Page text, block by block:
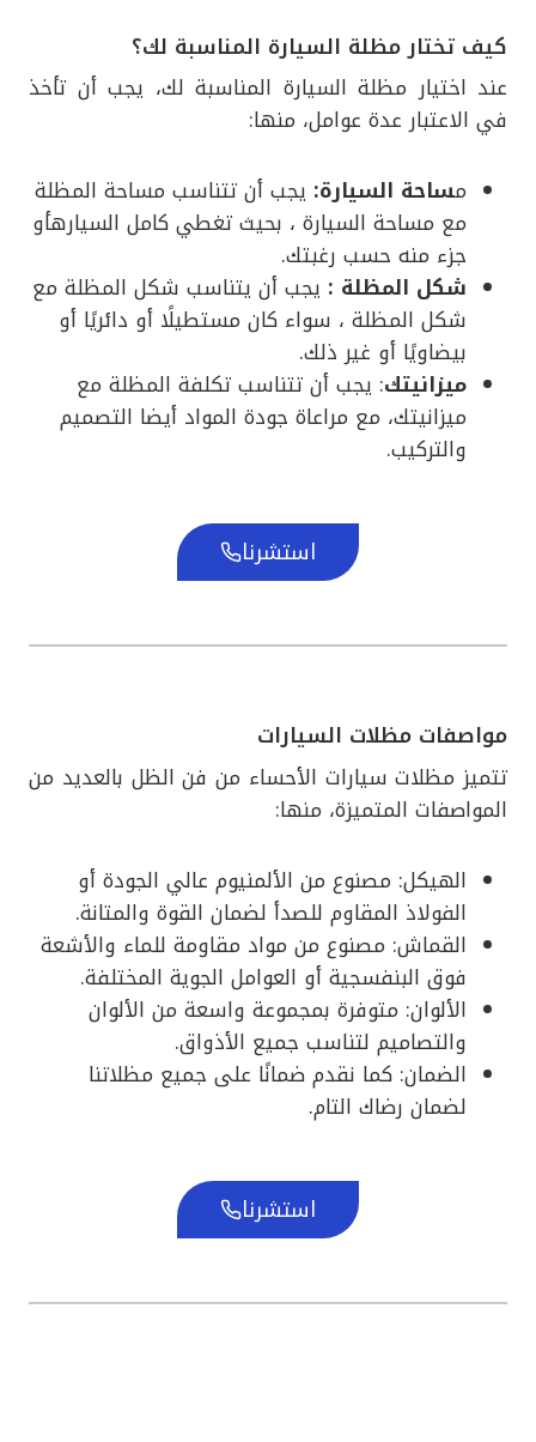
كيف تختار مظلة السيارة المناسبة لك؟
عند اختيار مظلة السيارة المناسبة لك، يجب أن تأخذ
في الاعتبار عدة عوامل، منها:
مساحة السيارة: يجب أن تتناسب مساحة المظلة
مع مساحة السيارة ، بحيث تغطي كامل السيارهأو
جزء منه حسب رغبتك.
شكل المظلة : يجب أن يتناسب شكل المظلة مع
شكل المظلة ، سواء كان مستطيلًا أو دائريًا أو
بيضاويًا أو غير ذلك.
ميزانيتك: يجب أن تتناسب تكلفة المظلة مع
ميزانيتك، مع مراعاة جودة المواد أيضا التصميم
والتركيب.
استشرنا
مواصفات مظلات السيارات
تتميز مظلات سيارات الأحساء من فن الظل بالعديد من
المواصفات المتميزة، منها:
الهيكل: مصنوع من الألمنيوم عالي الجودة أو
الفولاذ المقاوم للصدأ لضمان القوة والمتانة.
القماش: مصنوع من مواد مقاومة للماء والأشعة
فوق البنفسجية أو العوامل الجوية المختلفة.
الألوان: متوفرة بمجموعة واسعة من الألوان
والتصاميم لتناسب جميع الأذواق.
الضمان: كما نقدم ضمانًا على جميع مظلاتنا
لضمان رضاك التام.
استشرنا